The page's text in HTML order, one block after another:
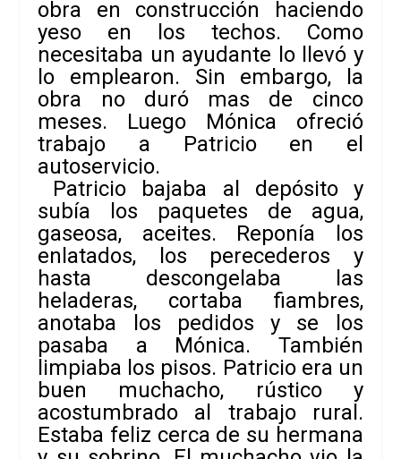
obra en construcción haciendo
yeso en los techos. Como
necesitaba un ayudante lo llevó y
lo emplearon. Sin embargo, la
obra no duró mas de cinco
meses. Luego Mónica ofreció
trabajo a Patricio en el
autoservicio.
Patricio bajaba al depósito y
subía los paquetes de agua,
gaseosa, aceites. Reponía los
enlatados, los perecederos y
hasta descongelaba las
heladeras, cortaba fiambres,
anotaba los pedidos y se los
pasaba a Mónica. También
limpiaba los pisos. Patricio era un
buen muchacho, rústico y
acostumbrado al trabajo rural.
Estaba feliz cerca de su hermana